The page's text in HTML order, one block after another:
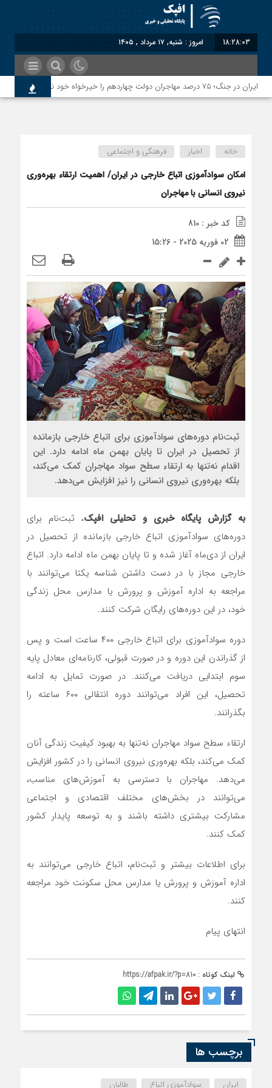
18:28:04 امروز : شنبه, ۱۷ مرداد , ۱۴۰۵
خانه اخبار فرهنگی و اجتماعی
امکان سوادآموزی اتباع خارجی در ایران/ اهمیت ارتقاء بهره‌وری
نیروی انسانی با مهاجران
کد خبر : 810
02 فوریه 2025 - 15:26
ثبت‌نام دوره‌های سوادآموزی برای اتباع خارجی بازمانده
از تحصیل در ایران تا پایان بهمن ماه ادامه دارد. این
اقدام نه‌تنها به ارتقاء سطح سواد مهاجران کمک می‌کند،
بلکه بهره‌وری نیروی انسانی را نیز افزایش می‌دهد.
به گزارش پایگاه خبری و تحلیلی افپک، ثبت‌نام برای
دوره‌های سوادآموزی اتباع خارجی بازمانده از تحصیل در
ایران از دی‌ماه آغاز شده و تا پایان بهمن ماه ادامه دارد. اتباع
خارجی مجاز با در دست داشتن شناسه یکتا می‌توانند با
مراجعه به اداره آموزش و پرورش یا مدارس محل زندگی
خود، در این دوره‌های رایگان شرکت کنند.
دوره سوادآموزی برای اتباع خارجی ۴۰۰ ساعت است و پس
از گذراندن این دوره و در صورت قبولی، کارنامه‌ای معادل پایه
سوم ابتدایی دریافت می‌کنند. در صورت تمایل به ادامه
تحصیل، این افراد می‌توانند دوره انتقالی ۶۰۰ ساعته را
بگذرانند.
ارتقاء سطح سواد مهاجران نه‌تنها به بهبود کیفیت زندگی آنان
کمک می‌کند، بلکه بهره‌وری نیروی انسانی را در کشور افزایش
می‌دهد. مهاجران با دسترسی به آموزش‌های مناسب،
می‌توانند در بخش‌های مختلف اقتصادی و اجتماعی
مشارکت بیشتری داشته باشند و به توسعه پایدار کشور
کمک کنند.
برای اطلاعات بیشتر و ثبت‌نام، اتباع خارجی می‌توانند به
اداره آموزش و پرورش یا مدارس محل سکونت خود مراجعه
کنند.
انتهای پیام
لینک کوتاه : https://afpak.ir/?p=810
برچسب ها
ایران سوادآموزی اتباع طالبان